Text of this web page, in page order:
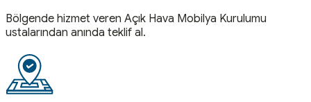
Bölgende hizmet veren Açık Hava Mobilya Kurulumu
ustalarından anında teklif al.